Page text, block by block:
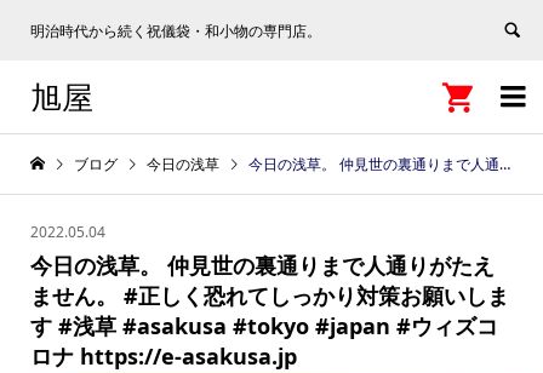
明治時代から続く祝儀袋・和小物の専門店。

旭屋 
ブログ 今日の浅草 今日の浅草。 仲見世の裏通りまで人通りがたえません。 #正しく恐れてしっかり対策お願いします #浅草 #asakusa #tokyo #japan #ウィズコロナ https://e-asakusa.jp
2022.05.04
今日の浅草。 仲見世の裏通りまで人通りがたえ
ません。 #正しく恐れてしっかり対策お願いしま
す #浅草 #asakusa #tokyo #japan #ウィズコ
ロナ https://e-asakusa.jp